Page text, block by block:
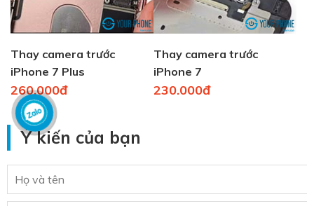
Thay camera trước
iPhone 7 Plus
260.000đ
Thay camera trước
iPhone 7
230.000đ
Ý kiến của bạn